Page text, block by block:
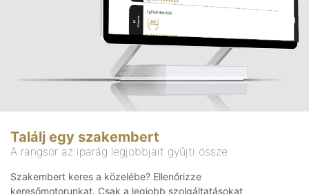
Találj egy szakembert
A rangsor az iparág legjobbjait gyűjti össze
Szakembert keres a közelébe? Ellenőrizze
keresőmotorunkat. Csak a legjobb szolgáltatásokat